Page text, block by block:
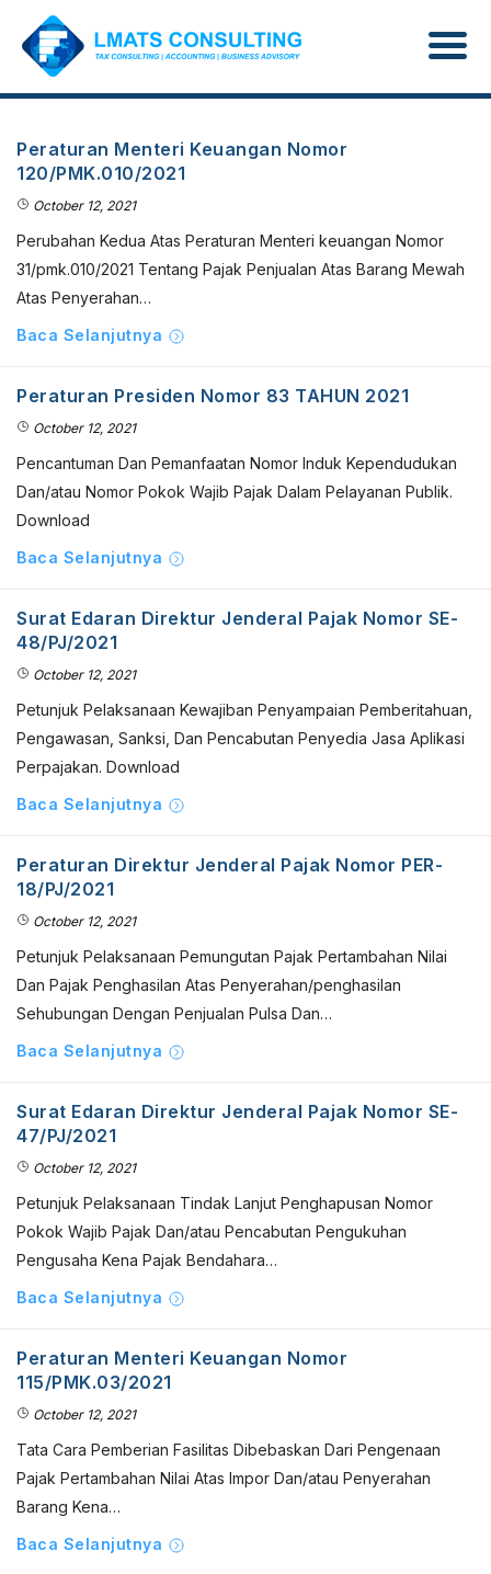
Peraturan Menteri Keuangan Nomor
120/PMK.010/2021
October 12, 2021
Perubahan Kedua Atas Peraturan Menteri keuangan Nomor
31/pmk.010/2021 Tentang Pajak Penjualan Atas Barang Mewah
Atas Penyerahan…
Baca Selanjutnya
Peraturan Presiden Nomor 83 TAHUN 2021
October 12, 2021
Pencantuman Dan Pemanfaatan Nomor Induk Kependudukan
Dan/atau Nomor Pokok Wajib Pajak Dalam Pelayanan Publik.
Download
Baca Selanjutnya
Surat Edaran Direktur Jenderal Pajak Nomor SE-
48/PJ/2021
October 12, 2021
Petunjuk Pelaksanaan Kewajiban Penyampaian Pemberitahuan,
Pengawasan, Sanksi, Dan Pencabutan Penyedia Jasa Aplikasi
Perpajakan. Download
Baca Selanjutnya
Peraturan Direktur Jenderal Pajak Nomor PER-
18/PJ/2021
October 12, 2021
Petunjuk Pelaksanaan Pemungutan Pajak Pertambahan Nilai
Dan Pajak Penghasilan Atas Penyerahan/penghasilan
Sehubungan Dengan Penjualan Pulsa Dan…
Baca Selanjutnya
Surat Edaran Direktur Jenderal Pajak Nomor SE-
47/PJ/2021
October 12, 2021
Petunjuk Pelaksanaan Tindak Lanjut Penghapusan Nomor
Pokok Wajib Pajak Dan/atau Pencabutan Pengukuhan
Pengusaha Kena Pajak Bendahara…
Baca Selanjutnya
Peraturan Menteri Keuangan Nomor
115/PMK.03/2021
October 12, 2021
Tata Cara Pemberian Fasilitas Dibebaskan Dari Pengenaan
Pajak Pertambahan Nilai Atas Impor Dan/atau Penyerahan
Barang Kena…
Baca Selanjutnya